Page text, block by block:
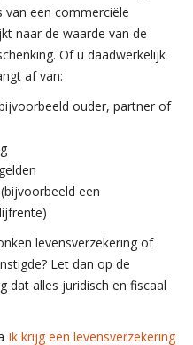
van een commerciële
naar de waarde van de
Of u daadwerkelijk
af van:
ouder, partner of
een
levensverzekering of
Let dan op de
dat alles juridisch en fiscaal
Ik krijg een levensverzekering